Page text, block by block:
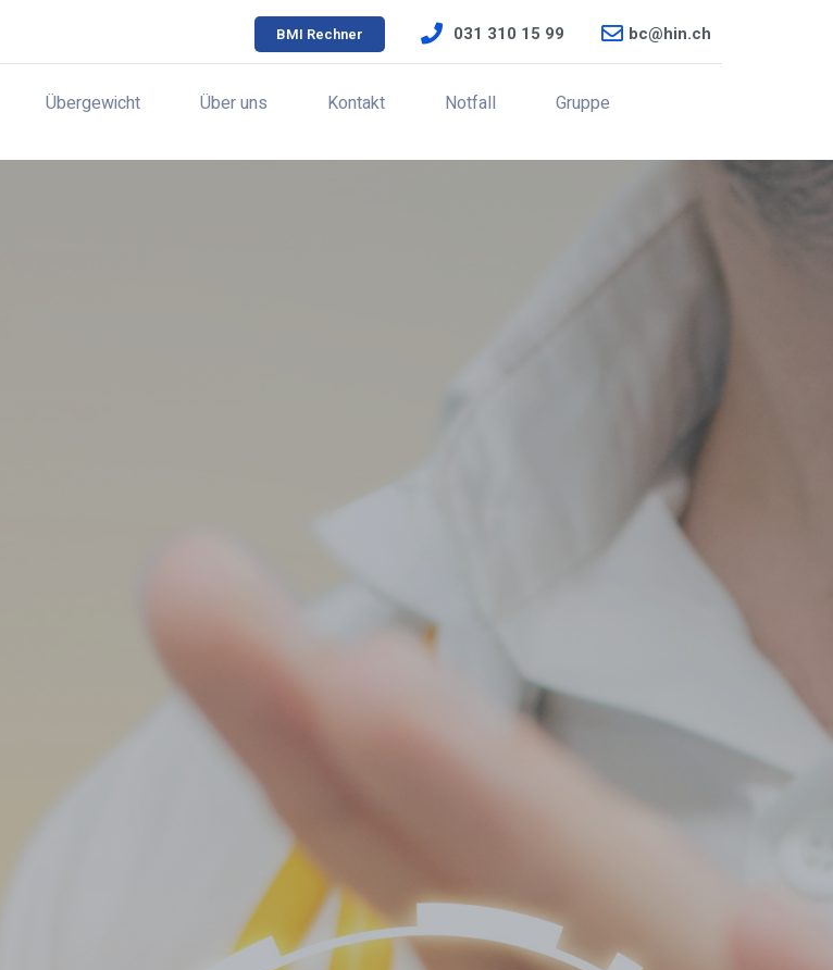
BMI Rechner 031 310 15 99 bc@hin.ch
Übergewicht Über uns Kontakt Notfall Gruppe